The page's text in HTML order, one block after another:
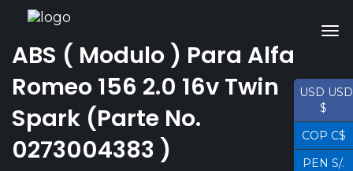
ABS ( Modulo ) Para Alfa
Romeo 156 2.0 16v Twin
Spark (Parte No.
0273004383 )
USD USD
$
COP C$
PEN S/.